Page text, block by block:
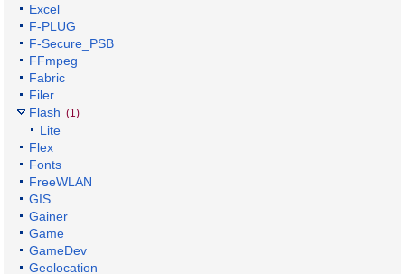
Excel
F-PLUG
F-Secure_PSB
FFmpeg
Fabric
Filer
Flash (1)
Lite
Flex
Fonts
FreeWLAN
GIS
Gainer
Game
GameDev
Geolocation